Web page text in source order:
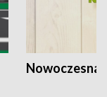
Nowoczesna